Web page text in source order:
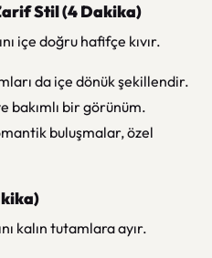
Stil (4 Dakika)
içe doğru hafifçe kıvır.
da içe dönük şekillendir.
bakımlı bir görünüm.
buluşmalar, özel
kalın tutamlara ayır.